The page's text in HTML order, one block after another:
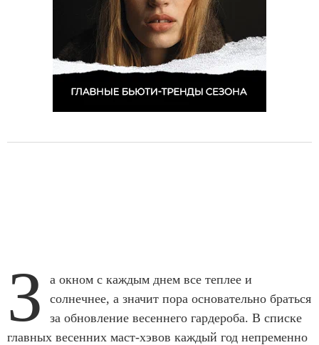
З
а окном с каждым днем все теплее и
солнечнее, а значит пора основательно браться
за обновление весеннего гардероба. В списке
главных весенних маст-хэвов каждый год непременно